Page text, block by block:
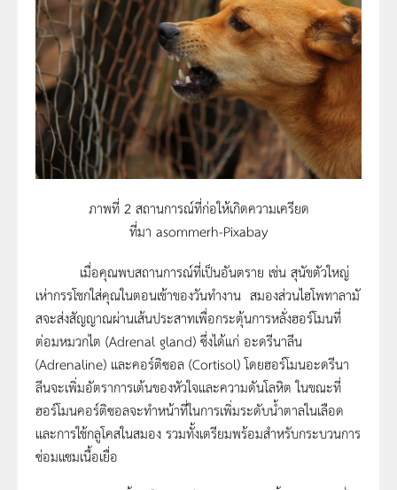
ภาพที่ 2 สถานการณ์ที่ก่อให้เกิดความเครียด
ที่มา asommerh-Pixabay
เมื่อคุณพบสถานการณ์ที่เป็นอันตราย เช่น สุนัขตัวใหญ่
เห่ากรรโชกใส่คุณในตอนเช้าของวันทำงาน สมองส่วนไฮโพทาลามั
สจะส่งสัญญาณผ่านเส้นประสาทเพื่อกระตุ้นการหลั่งฮอร์โมนที่
ต่อมหมวกไต (Adrenal gland) ซึ่งได้แก่ อะดรีนาลีน
(Adrenaline) และคอร์ติซอล (Cortisol) โดยฮอร์โมนอะดรีนา
ลีนจะเพิ่มอัตราการเต้นของหัวใจและความดันโลหิต ในขณะที่
ฮอร์โมนคอร์ติซอลจะทำหน้าที่ในการเพิ่มระดับน้ำตาลในเลือด
และการใช้กลูโคสในสมอง รวมทั้งเตรียมพร้อมสำหรับกระบวนการ
ซ่อมแซมเนื้อเยื่อ